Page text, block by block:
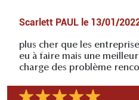
Scarlett PAUL le 13/01/
plus cher que les
eu à faire mais une
charge des problème